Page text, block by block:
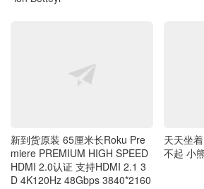
新到货原装 65厘米长Roku Pre
miere PREMIUM HIGH SPEED
HDMI 2.0认证 支持HDMI 2.1 3
D 4K120Hz 48Gbps 3840*2160
天天坐
不起 小